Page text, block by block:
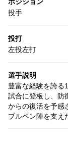
投手
投打
左投左打
選手説明
豊富な経験を誇る
試合に登板し、防
からの復活を予感
ブルペン陣を支え